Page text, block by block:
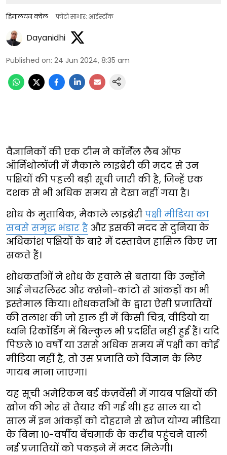
हिमालयन क्वेल फोटो साभार: आईस्टॉक
Dayanidhi
Published on: 24 Jun 2024, 8:35 am
वैज्ञानिकों की एक टीम ने कॉर्नेल लैब ऑफ
ऑर्निथोलॉजी में मैकाले लाइब्रेरी की मदद से उन
पक्षियों की पहली बड़ी सूची जारी की है, जिन्हें एक
दशक से भी अधिक समय से देखा नहीं गया है।
शोध के मुताबिक, मैकाले लाइब्रेरी पक्षी मीडिया का
सबसे समृद्ध भंडार है और इसकी मदद से दुनिया के
अधिकांश पक्षियों के बारे में दस्तावेज हासिल किए जा
सकते हैं।
शोधकर्ताओं ने शोध के हवाले से बताया कि उन्होंने
आई नेचरलिस्ट और क्सेनो-कांटो से आंकड़ों का भी
इस्तेमाल किया। शोधकर्ताओं के द्वारा ऐसी प्रजातियों
की तलाश की जो हाल ही में किसी चित्र, वीडियो या
ध्वनि रिकॉर्डिंग में बिल्कुल भी प्रदर्शित नहीं हुई हैं। यदि
पिछले 10 वर्षों या उससे अधिक समय में पक्षी का कोई
मीडिया नहीं है, तो उस प्रजाति को विज्ञान के लिए
गायब माना जाएगा।
यह सूची अमेरिकन बर्ड कंज़र्वेंसी में गायब पक्षियों की
खोज की ओर से तैयार की गई थी। हर साल या दो
साल में इन आंकड़ों को दोहराने से खोज योग्य मीडिया
के बिना 10-वर्षीय बेंचमार्क के करीब पहुंचने वाली
नई प्रजातियों को पकड़ने में मदद मिलेगी।